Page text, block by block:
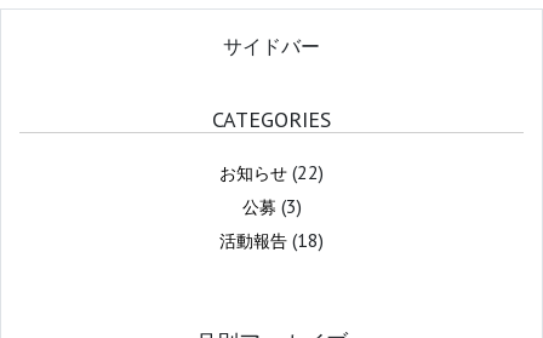
サイドバー
CATEGORIES
お知らせ (22)
公募 (3)
活動報告 (18)